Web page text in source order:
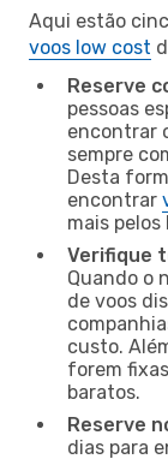
Aqui estão
voos low cost
Reserve
pessoas
encontrar
sempre
Desta
encontrar
mais
Verifique
Quando o
de voos
custo.
forem
baratos.
Reserve
dias para